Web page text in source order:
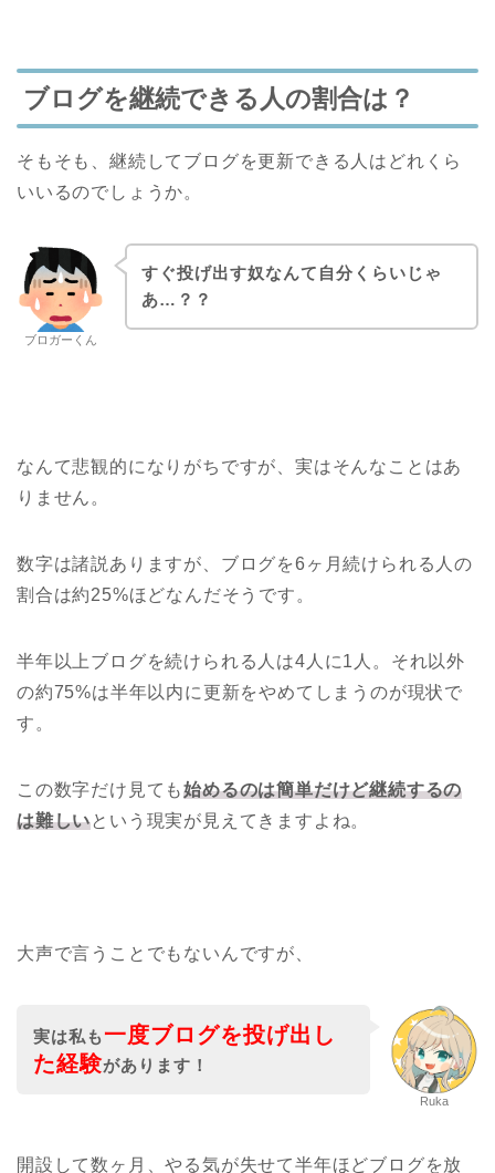
ブログを継続できる人の割合は？
そもそも、継続してブログを更新できる人はどれくら
いいるのでしょうか。
ブロガーくん
すぐ投げ出す奴なんて自分くらいじゃ
あ…？？
なんて悲観的になりがちですが、実はそんなことはあ
りません。
数字は諸説ありますが、ブログを6ヶ月続けられる人の
割合は約25%ほどなんだそうです。
半年以上ブログを続けられる人は4人に1人。それ以外
の約75%は半年以内に更新をやめてしまうのが現状で
す。
この数字だけ見ても始めるのは簡単だけど継続するの
は難しいという現実が見えてきますよね。
大声で言うことでもないんですが、
Ruka
実は私も一度ブログを投げ出し
た経験があります！
開設して数ヶ月、やる気が失せて半年ほどブログを放